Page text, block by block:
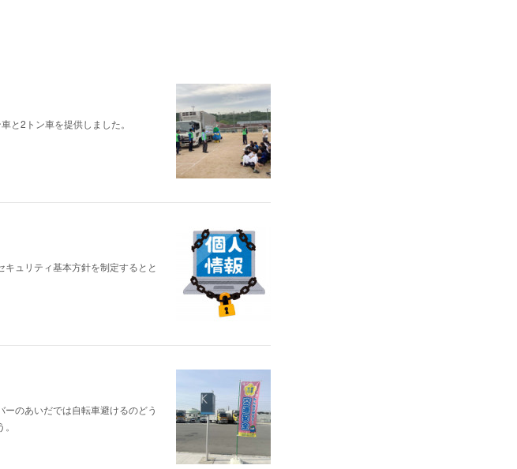
と2トン車を提供しました。
ュリティ基本方針を制定するとと
のあいだでは自転車避けるのどう